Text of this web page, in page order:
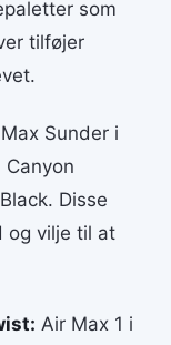
som
tilføjer
Sunder i
Disse
og vilje til at
Air Max 1 i